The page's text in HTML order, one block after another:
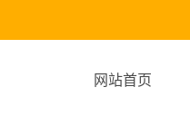
网站首页